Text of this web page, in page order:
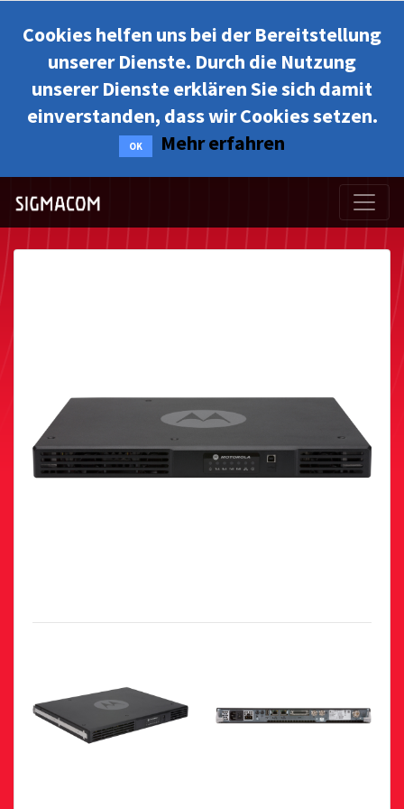
Cookies helfen uns bei der Bereitstellung
unserer Dienste. Durch die Nutzung
unserer Dienste erklären Sie sich damit
einverstanden, dass wir Cookies setzen.
OK Mehr erfahren